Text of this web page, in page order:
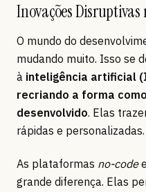
Inovações
O mundo do
mudando muito. Isso se
à inteligência artificial
recriando a forma
desenvolvido. Elas
rápidas e personalizadas.
As plataformas no-codee
grande diferença. Elas